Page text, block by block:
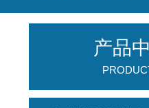
产品